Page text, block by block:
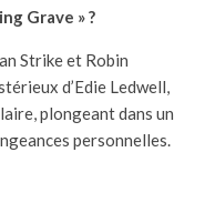
Grave » ?
Strike et Robin
d’Edie Ledwell,
plongeant dans un
personnelles.